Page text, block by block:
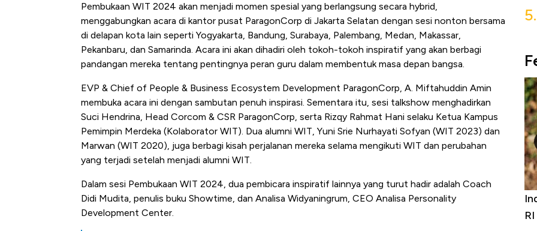
Pembukaan WIT 2024 akan menjadi momen spesial yang berlangsung secara hybrid,
menggabungkan acara di kantor pusat ParagonCorp di Jakarta Selatan dengan sesi nonton bersama
di delapan kota lain seperti Yogyakarta, Bandung, Surabaya, Palembang, Medan, Makassar,
Pekanbaru, dan Samarinda. Acara ini akan dihadiri oleh tokoh-tokoh inspiratif yang akan berbagi
pandangan mereka tentang pentingnya peran guru dalam membentuk masa depan bangsa.
EVP & Chief of People & Business Ecosystem Development ParagonCorp, A. Miftahuddin Amin
membuka acara ini dengan sambutan penuh inspirasi. Sementara itu, sesi talkshow menghadirkan
Suci Hendrina, Head Corcom & CSR ParagonCorp, serta Rizqy Rahmat Hani selaku Ketua Kampus
Pemimpin Merdeka (Kolaborator WIT). Dua alumni WIT, Yuni Srie Nurhayati Sofyan (WIT 2023) dan
Marwan (WIT 2020), juga berbagi kisah perjalanan mereka selama mengikuti WIT dan perubahan
yang terjadi setelah menjadi alumni WIT.
Dalam sesi Pembukaan WIT 2024, dua pembicara inspiratif lainnya yang turut hadir adalah Coach
Didi Mudita, penulis buku Showtime, dan Analisa Widyaningrum, CEO Analisa Personality
Development Center.
5.
Bangkit dari Kubur! Bisnis Furniture &
RI